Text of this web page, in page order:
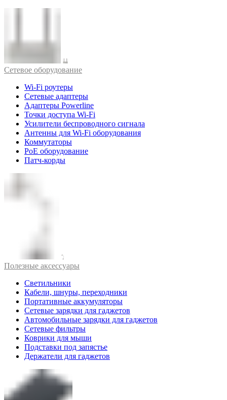
Cетевое оборудование
Wi-Fi роутеры
Сетевые адаптеры
Адаптеры Powerline
Точки доступа Wi-Fi
Усилители беспроводного сигнала
Антенны для Wi-Fi оборудования
Коммутаторы
PoE оборудование
Патч-корды
Полезные аксессуары
Светильники
Кабели, шнуры, переходники
Портативные аккумуляторы
Сетевые зарядки для гаджетов
Автомобильные зарядки для гаджетов
Сетевые фильтры
Коврики для мыши
Подставки под запястье
Держатели для гаджетов